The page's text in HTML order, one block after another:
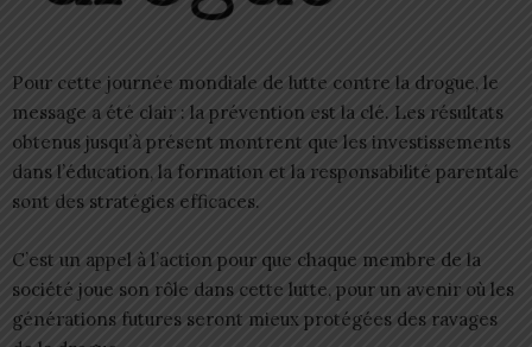
Pour cette journée mondiale de lutte contre la drogue, le
message a été clair : la prévention est la clé. Les résultats
obtenus jusqu’à présent montrent que les investissements
dans l’éducation, la formation et la responsabilité parentale
sont des stratégies efficaces.
C’est un appel à l’action pour que chaque membre de la
société joue son rôle dans cette lutte, pour un avenir où les
générations futures seront mieux protégées des ravages